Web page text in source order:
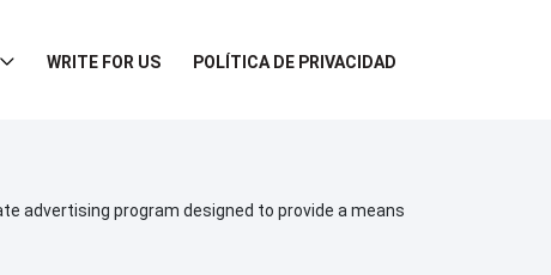
WRITE FOR US POLÍTICA DE PRIVACIDAD
advertising program designed to provide a means